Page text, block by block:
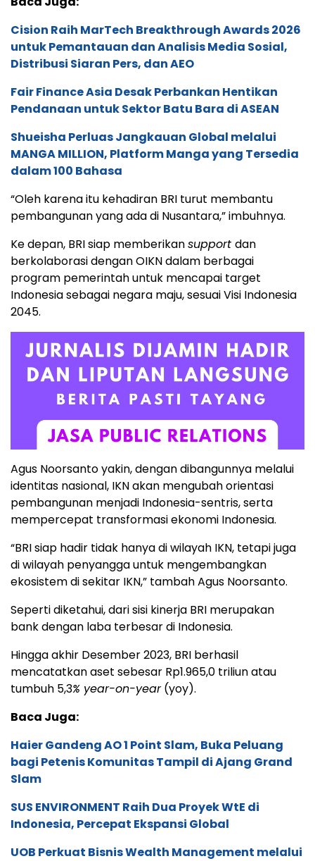
Cision Raih MarTech Breakthrough Awards 2026
untuk Pemantauan dan Analisis Media Sosial,
Distribusi Siaran Pers, dan AEO
Fair Finance Asia Desak Perbankan Hentikan
Pendanaan untuk Sektor Batu Bara di ASEAN
Shueisha Perluas Jangkauan Global melalui
MANGA MILLION, Platform Manga yang Tersedia
dalam 100 Bahasa
“Oleh karena itu kehadiran BRI turut membantu
pembangunan yang ada di Nusantara,” imbuhnya.
Ke depan, BRI siap memberikansupport dan
berkolaborasi dengan OIKN dalam berbagai
program pemerintah untuk mencapai target
Indonesia sebagai negara maju, sesuai Visi Indonesia
2045.
Agus Noorsanto yakin, dengan dibangunnya melalui
identitas nasional, IKN akan mengubah orientasi
pembangunan menjadi Indonesia-sentris, serta
mempercepat transformasi ekonomi Indonesia.
“BRI siap hadir tidak hanya di wilayah IKN, tetapi juga
di wilayah penyangga untuk mengembangkan
ekosistem di sekitar IKN,” tambah Agus Noorsanto.
Seperti diketahui, dari sisi kinerja BRI merupakan
bank dengan laba terbesar di Indonesia.
Hingga akhir Desember 2023, BRI berhasil
mencatatkan aset sebesar Rp1.965,0 triliun atau
tumbuh 5,3% year-on-year(yoy).
Baca Juga:
Haier Gandeng AO 1 Point Slam, Buka Peluang
bagi Petenis Komunitas Tampil di Ajang Grand
Slam
SUS ENVIRONMENT Raih Dua Proyek WtE di
Indonesia, Percepat Ekspansi Global
UOB Perkuat Bisnis Wealth Management melalui